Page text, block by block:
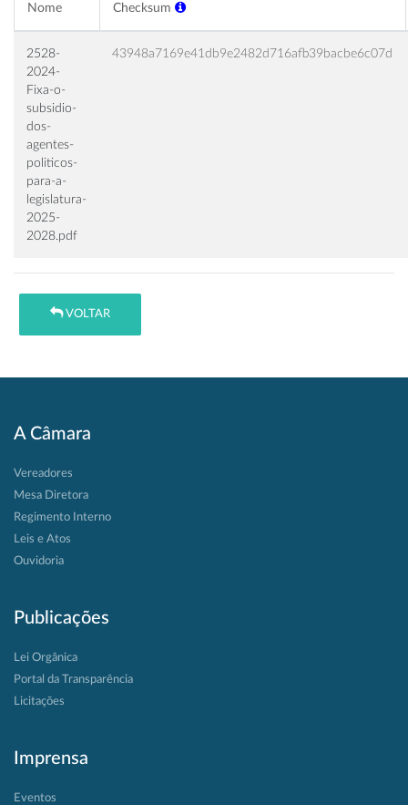
Nome Checksum
2528-
2024-
Fixa-o-
subsidio-
dos-
agentes-
politicos-
para-a-
legislatura-
2025-
2028.pdf
43948a7169e41db9e2482d716afb39bacbe6c07d
VOLTAR
A Câmara
Vereadores
Mesa Diretora
Regimento Interno
Leis e Atos
Ouvidoria
Publicações
Lei Orgânica
Portal da Transparência
Licitações
Imprensa
Eventos